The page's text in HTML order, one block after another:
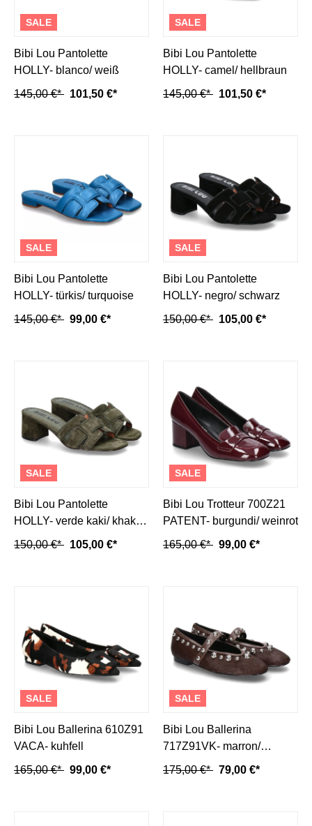
SALE
Bibi Lou Pantolette
HOLLY- blanco/ weiß
145,00 €* 101,50 €*
SALE
Bibi Lou Pantolette
HOLLY- camel/ hellbraun
145,00 €* 101,50 €*
SALE
Bibi Lou Pantolette
HOLLY- türkis/ turquoise
145,00 €* 99,00 €*
SALE
Bibi Lou Pantolette
HOLLY- negro/ schwarz
150,00 €* 105,00 €*
SALE
Bibi Lou Pantolette
HOLLY- verde kaki/ khaki
grün
150,00 €* 105,00 €*
SALE
Bibi Lou Trotteur 700Z21
PATENT- burgundi/ weinrot
165,00 €* 99,00 €*
SALE
Bibi Lou Ballerina 610Z91
VACA- kuhfell
165,00 €* 99,00 €*
SALE
Bibi Lou Ballerina
717Z91VK- marron/
dunkelbraun
175,00 €* 79,00 €*